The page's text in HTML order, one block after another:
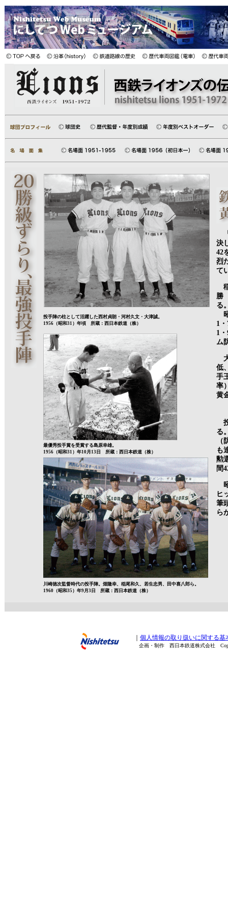
投手陣の柱として活躍した西村貞朗・河村久文・大津誠。
1956（昭和31）年頃 所蔵：西日本鉄道（株）
最優秀投手賞を受賞する島原幸雄。
1956（昭和31）年10月13日 所蔵：西日本鉄道（株）
川崎徳次監督時代の投手陣。畑隆幸、稲尾和久、若生忠男、田中喜八郎ら。
1960（昭和35）年9月3日 所蔵：西日本鉄道（株）
決
42
烈
て
勝
る
1
1
ム
低
手
率
黄
る
も
勲
間
ヒ
筆
ら
個人情報の取り扱いに関する基
企画・制作 西日本鉄道株式会社